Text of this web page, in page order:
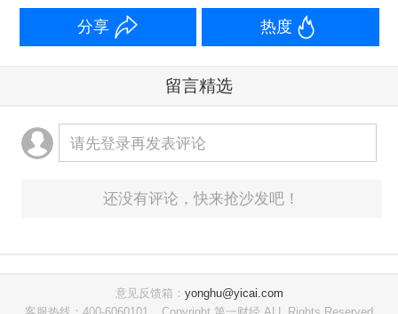
分享 热度
留言精选
请先登录再发表评论
还没有评论，快来抢沙发吧！
意见反馈箱： yonghu@yicai.com